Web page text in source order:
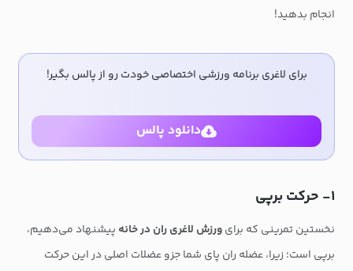
انجام بدهید!
برای لاغری برنامه ورزشی اختصاصی خودت رو از پالس بگیر!
دانلود پالس
۱- حرکت برپی
نخستین تمرینی که برایورزش لاغری ران در خانه پیشنهاد می‌دهیم،
برپی است؛ زیرا، عضله ران پای شما جزو عضلات اصلی در این حرکت